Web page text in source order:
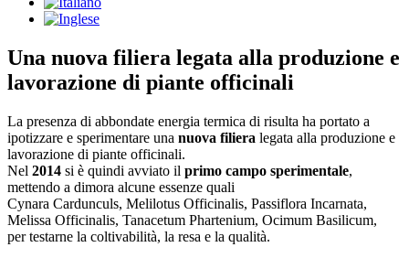
Una nuova filiera legata alla produzione e
lavorazione di piante officinali
La presenza di abbondate energia termica di risulta ha portato a
ipotizzare e sperimentare una nuova filiera legata alla produzione e
lavorazione di piante officinali.
Nel 2014 si è quindi avviato il primo campo sperimentale,
mettendo a dimora alcune essenze quali
Cynara Cardunculs, Melilotus Officinalis, Passiflora Incarnata,
Melissa Officinalis, Tanacetum Phartenium, Ocimum Basilicum,
per testarne la coltivabilità, la resa e la qualità.